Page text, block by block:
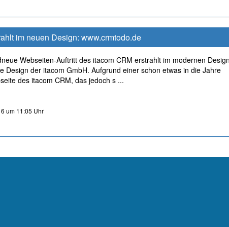
im neuen Design: www.crmtodo.de
Webseiten-Auftritt des itacom CRM erstrahlt im modernen
Design der itacom GmbH. Aufgrund einer schon etwas in die Jahre
des itacom CRM, das jedoch s ...
um 11:05 Uhr